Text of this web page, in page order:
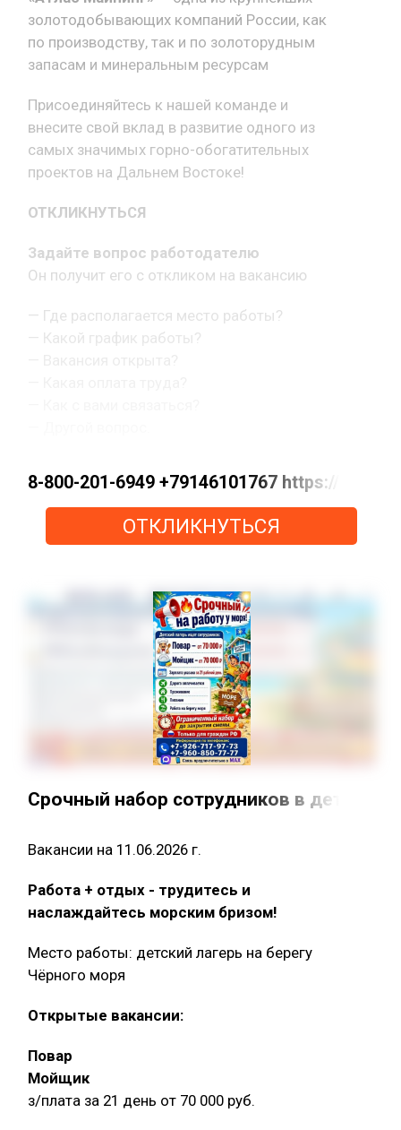
золотодобывающих компаний России, как
по производству, так и по золоторудным
запасам и минеральным ресурсам
Присоединяйтесь к нашей команде и
внесите свой вклад в развитие одного из
самых значимых горно-обогатительных
проектов на Дальнем Востоке!
ОТКЛИКНУТЬСЯ
Задайте вопрос работодателю
Он получит его с откликом на вакансию
— Где располагается место работы?
— Какой график работы?
8-800-201-6949 +79146101767 https://
ОТКЛИКНУТЬСЯ
Срочный набор сотрудников в детский
Вакансии на 11.06.2026 г.
Работа + отдых - трудитесь и
наслаждайтесь морским бризом!
Место работы: детский лагерь на берегу
Чёрного моря
Открытые вакансии:
Повар
Мойщик
з/плата за 21 день от 70 000 руб.